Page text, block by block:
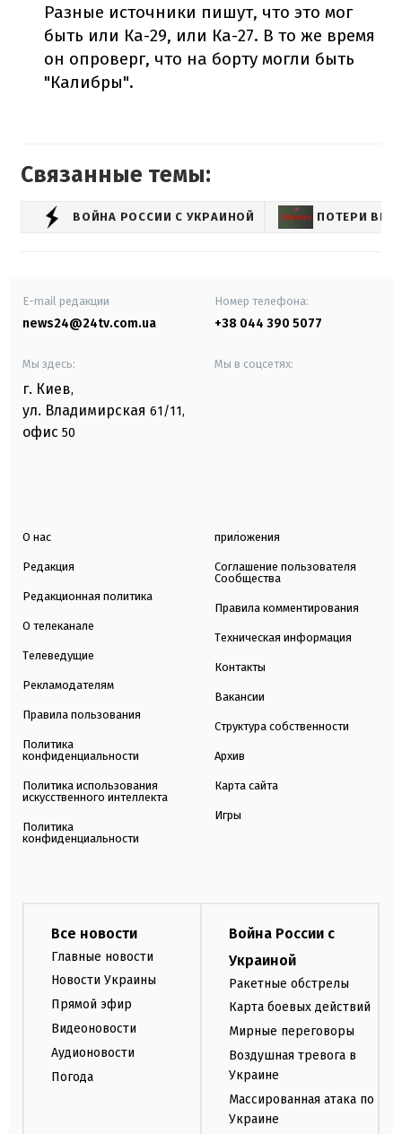
Разные источники пишут, что это мог
быть или Ка-29, или Ка-27. В то же время
он опроверг, что на борту могли быть
"Калибры".
Связанные темы:
ВОЙНА РОССИИ С УКРАИНОЙ ПОТЕРИ
E-mail редакции
news24@24tv.com.ua
Номер телефона:
+38 044 390 5077
Мы здесь:
г. Киев,
ул. Владимирская 61/11,
офис 50
Мы в соцсетях:
О нас
Редакция
Редакционная политика
О телеканале
Телеведущие
Рекламодателям
Правила пользования
Политика
конфиденциальности
Политика использования
искусственного интеллекта
Политика
конфиденциальности
приложения
Соглашение пользователя
Сообщества
Правила комментирования
Техническая информация
Контакты
Вакансии
Структура собственности
Архив
Карта сайта
Игры
Все новости
Главные новости
Новости Украины
Прямой эфир
Видеоновости
Аудионовости
Погода
Война России с
Украиной
Ракетные обстрелы
Карта боевых действий
Мирные переговоры
Воздушная тревога в
Украине
Массированная атака по
Украине